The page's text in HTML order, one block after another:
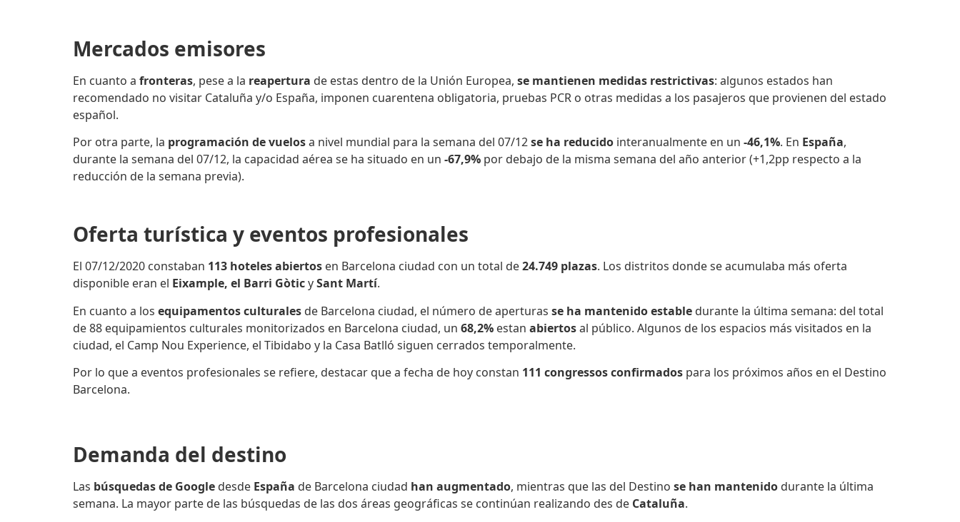
Mercados emisores
En cuanto a fronteras, pese a la reapertura de estas dentro de la Unión Europea, se mantienen medidas restrictivas: algunos estados han
recomendado no visitar Cataluña y/o España, imponen cuarentena obligatoria, pruebas PCR o otras medidas a los pasajeros que provienen del estado
español.
Por otra parte, la programación de vuelosa nivel mundial para la semana del 07/12se ha reducido interanualmente en un -46,1%. En España,
durante la semana del 07/12, la capacidad aérea se ha situado en un -67,9% por debajo de la misma semana del año anterior (+1,2pp respecto a la
reducción de la semana previa).
Oferta turística y eventos profesionales
El 07/12/2020 constaban 113 hoteles abiertos en Barcelona ciudad con un total de24.749 plazas. Los distritos donde se acumulaba más oferta
disponible eran el Eixample, el Barri GòticySant Martí.
En cuanto a los equipamentos culturales de Barcelona ciudad, el número de aperturas se ha mantenido estable durante la última semana: del total
de 88 equipamientos culturales monitorizados en Barcelona ciudad, un 68,2% estan abiertosal público. Algunos de los espacios más visitados en la
ciudad, el Camp Nou Experience, el Tibidabo y la Casa Batlló siguen cerrados temporalmente.
Por lo que a eventos profesionales se refiere, destacar que a fecha de hoy constan 111 congressos confirmados para los próximos años en el Destino
Barcelona.
Demanda del destino
Las búsquedas de Google desde España de Barcelona ciudad han augmentado, mientras que las del Destino se han mantenido durante la última
semana. La mayor parte de las búsquedas de las dos áreas geográficas se continúan realizando des de Cataluña.